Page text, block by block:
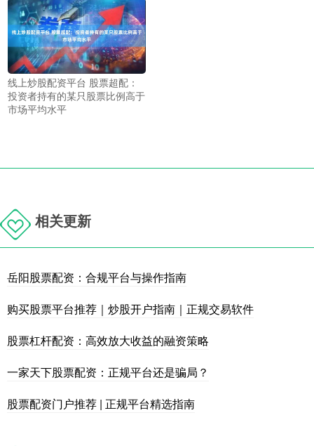
线上炒股配资平台 股票超配：
投资者持有的某只股票比例高于
市场平均水平
相关更新
岳阳股票配资：合规平台与操作指南
购买股票平台推荐｜炒股开户指南｜正规交易软件
股票杠杆配资：高效放大收益的融资策略
一家天下股票配资：正规平台还是骗局？
股票配资门户推荐 | 正规平台精选指南